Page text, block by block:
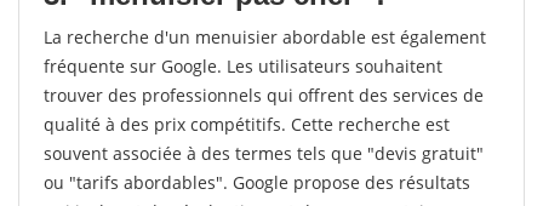
La recherche d'un menuisier abordable est également
fréquente sur Google. Les utilisateurs souhaitent
trouver des professionnels qui offrent des services de
qualité à des prix compétitifs. Cette recherche est
souvent associée à des termes tels que "devis gratuit"
ou "tarifs abordables". Google propose des résultats